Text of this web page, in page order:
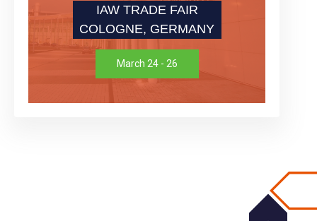
IAW TRADE FAIR
COLOGNE, GERMANY
March 24 - 26